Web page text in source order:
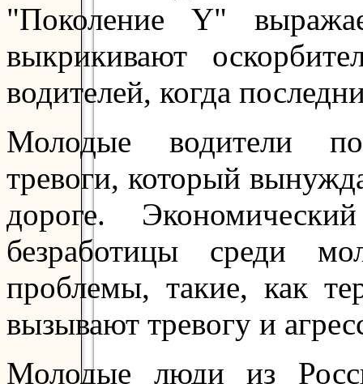
"Поколение Y"
выкрикивают
водителей, когда
Молодые водители
тревоги, который
дороге.
безработицы среди
проблемы, такие, как
вызывают тревогу и
Молодые люди из